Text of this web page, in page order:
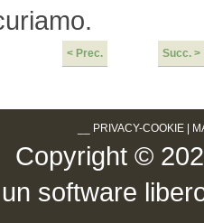
< Prec. Succ. >
PRIVACY-COOKIE
Copyright ©
software